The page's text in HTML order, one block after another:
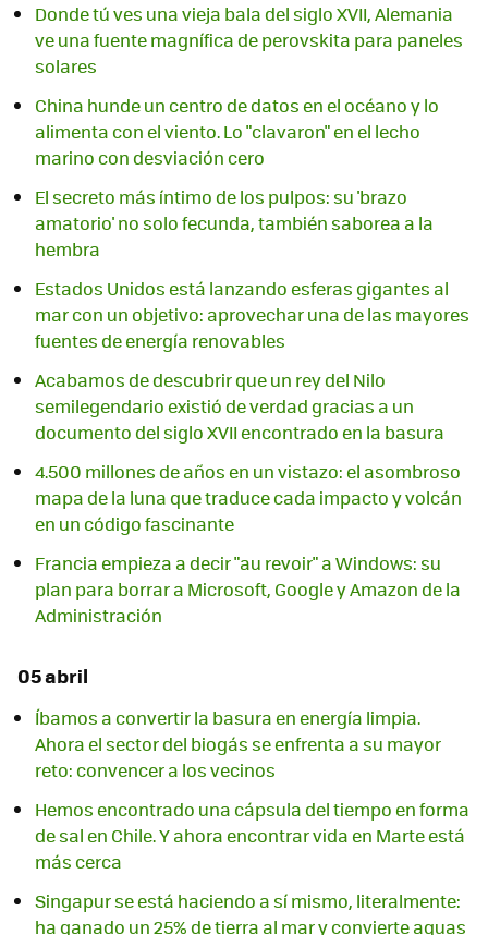
Donde tú ves una vieja bala del siglo XVII, Alemania
ve una fuente magnífica de perovskita para paneles
solares
China hunde un centro de datos en el océano y lo
alimenta con el viento. Lo "clavaron" en el lecho
marino con desviación cero
El secreto más íntimo de los pulpos: su 'brazo
amatorio' no solo fecunda, también saborea a la
hembra
Estados Unidos está lanzando esferas gigantes al
mar con un objetivo: aprovechar una de las mayores
fuentes de energía renovables
Acabamos de descubrir que un rey del Nilo
semilegendario existió de verdad gracias a un
documento del siglo XVII encontrado en la basura
4.500 millones de años en un vistazo: el asombroso
mapa de la luna que traduce cada impacto y volcán
en un código fascinante
Francia empieza a decir "au revoir" a Windows: su
plan para borrar a Microsoft, Google y Amazon de la
Administración
05 abril
Íbamos a convertir la basura en energía limpia.
Ahora el sector del biogás se enfrenta a su mayor
reto: convencer a los vecinos
Hemos encontrado una cápsula del tiempo en forma
de sal en Chile. Y ahora encontrar vida en Marte está
más cerca
Singapur se está haciendo a sí mismo, literalmente:
ha ganado un 25% de tierra al mar y convierte aguas